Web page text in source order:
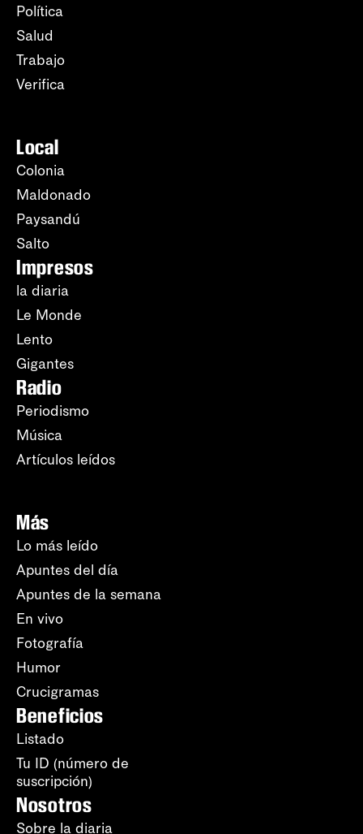
Política
Salud
Trabajo
Verifica
Local
Colonia
Maldonado
Paysandú
Salto
Impresos
la diaria
Le Monde
Lento
Gigantes
Radio
Periodismo
Música
Artículos leídos
Más
Lo más leído
Apuntes del día
Apuntes de la semana
En vivo
Fotografía
Humor
Crucigramas
Beneficios
Listado
Tu ID (número de
suscripción)
Nosotros
Sobre la diaria